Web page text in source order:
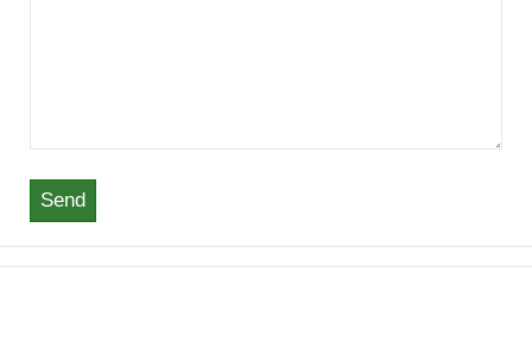
Send